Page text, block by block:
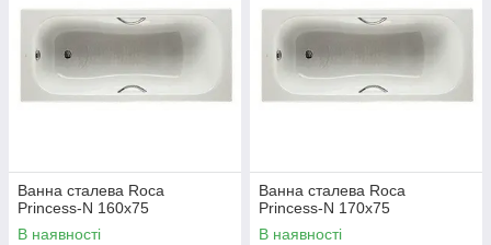
Ванна сталева Roca
Princess-N 160x75
В наявності
Ванна сталева Roca
Princess-N 170x75
В наявності